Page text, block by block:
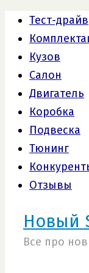
Тест-драйв
Кузов
Салон
Двигатель
Коробка
Подвеска
Тюнинг
Отзывы
Новый
Все про